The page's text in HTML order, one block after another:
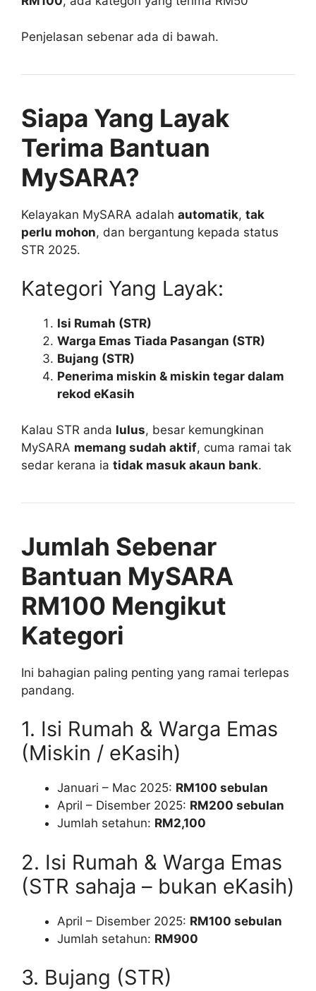
Penjelasan sebenar ada di bawah.
Siapa Yang Layak
Terima Bantuan
MySARA?
Kelayakan MySARA adalah automatik, tak
perlu mohon, dan bergantung kepada status
STR 2025.
Kategori Yang Layak:
Isi Rumah (STR)
Warga Emas Tiada Pasangan (STR)
Bujang (STR)
Penerima miskin & miskin tegar dalam
rekod eKasih
Kalau STR anda lulus, besar kemungkinan
MySARA memang sudah aktif, cuma ramai tak
sedar kerana ia tidak masuk akaun bank.
Jumlah Sebenar
Bantuan MySARA
RM100 Mengikut
Kategori
Ini bahagian paling penting yang ramai terlepas
pandang.
1. Isi Rumah & Warga Emas
(Miskin / eKasih)
Januari – Mac 2025: RM100 sebulan
April – Disember 2025: RM200 sebulan
Jumlah setahun: RM2,100
2. Isi Rumah & Warga Emas
(STR sahaja – bukan eKasih)
April – Disember 2025: RM100 sebulan
Jumlah setahun: RM900
3. Bujang (STR)